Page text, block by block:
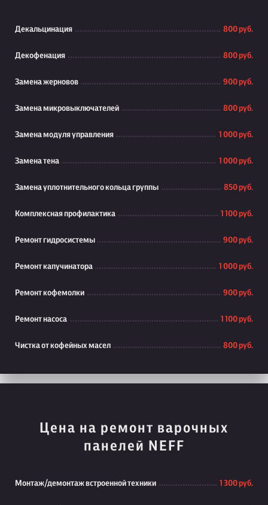
Декальцинация 800 руб.
Декофенация 800 руб.
Замена жерновов 900 руб.
Замена микровыключателей 800 руб.
Замена модуля управления 1 000 руб.
Замена тена 1 000 руб.
Замена уплотнительного кольца группы 850 руб.
Комплексная профилактика 1 100 руб.
Ремонт гидросистемы 900 руб.
Ремонт капучинатора 1 000 руб.
Ремонт кофемолки 900 руб.
Ремонт насоса 1 100 руб.
Чистка от кофейных масел 800 руб.
Цена на ремонт варочных
панелей NEFF
Монтаж/демонтаж встроенной техники 1 300 руб.